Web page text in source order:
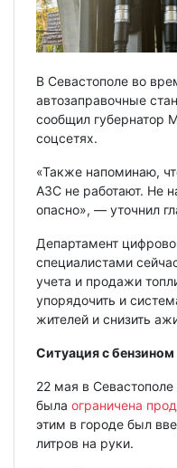
В Севастополе во
автозаправочные
сообщил губернатор
соцсетях.
«Также напоминаю,
АЗС не работают. Не
опасно», — уточнил
Департамент
специалистами
учета и продажи
упорядочить и
жителей и снизить
Ситуация с
22 мая в
была ограничена
этим в городе был
литров на руки.